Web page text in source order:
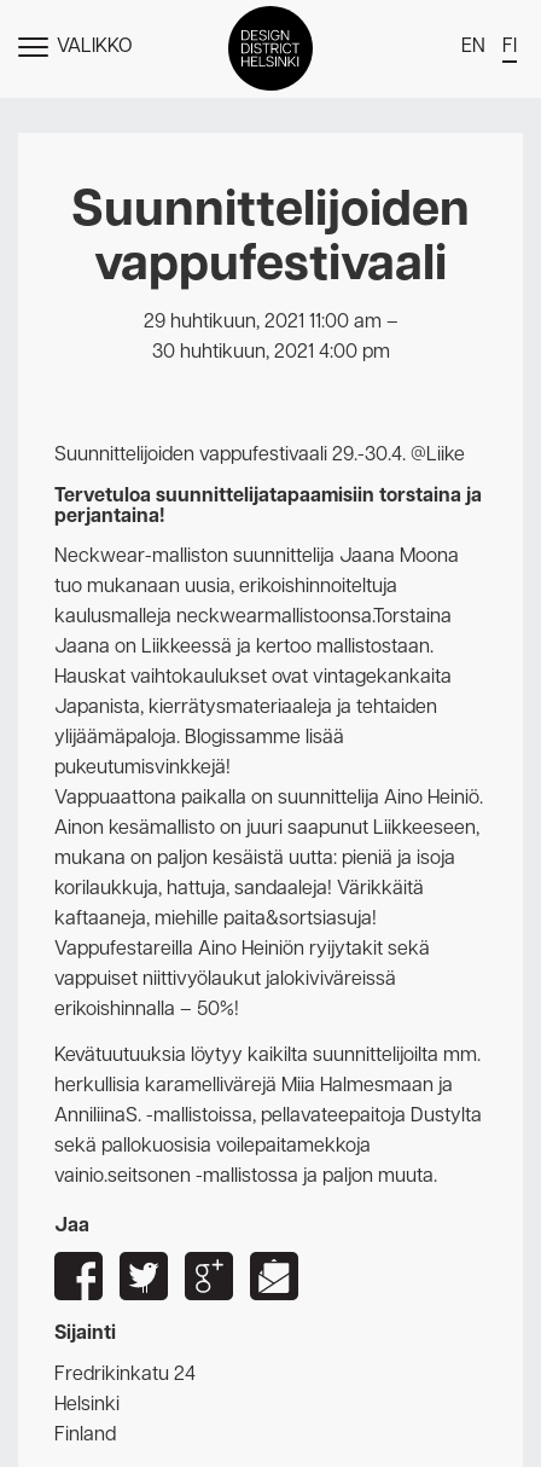
NÄYTÄVALIKKO EN FI
Jäsenet
Tapahtumat
Uutiset
Medialle
Meistä
Ota yhteyttä
Suunnittelijoiden
vappufestivaali
29 huhtikuun, 2021 11:00 am –
30 huhtikuun, 2021 4:00 pm
Suunnittelijoiden vappufestivaali 29.-30.4. @Liike
Tervetuloa suunnittelijatapaamisiin torstaina ja
perjantaina!
Neckwear-malliston suunnittelija Jaana Moona
tuo mukanaan uusia, erikoishinnoiteltuja
kaulusmalleja neckwearmallistoonsa.Torstaina
Jaana on Liikkeessä ja kertoo mallistostaan.
Hauskat vaihtokaulukset ovat vintagekankaita
Japanista, kierrätysmateriaaleja ja tehtaiden
ylijäämäpaloja. Blogissamme lisää
pukeutumisvinkkejä!
Vappuaattona paikalla on suunnittelija Aino Heiniö.
Ainon kesämallisto on juuri saapunut Liikkeeseen,
mukana on paljon kesäistä uutta: pieniä ja isoja
korilaukkuja, hattuja, sandaaleja! Värikkäitä
kaftaaneja, miehille paita&sortsiasuja!
Vappufestareilla Aino Heiniön ryijytakit sekä
vappuiset niittivyölaukut jalokiviväreissä
erikoishinnalla – 50%!
Kevätuutuuksia löytyy kaikilta suunnittelijoilta mm.
herkullisia karamellivärejä Miia Halmesmaan ja
AnniliinaS. -mallistoissa, pellavateepaitoja Dustylta
sekä pallokuosisia voilepaitamekkoja
vainio.seitsonen -mallistossa ja paljon muuta.
Jaa
Sijainti
Fredrikinkatu 24
Helsinki
Finland